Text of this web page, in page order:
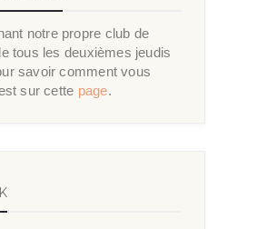
notre propre club de
tous les deuxièmes jeudis
savoir comment vous
sur cette page.